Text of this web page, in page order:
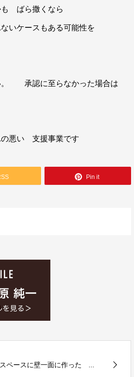
も ばら撒くなら
いケースもある可能性を
。 承認に至らなかった場合は
悪い 支援事業です
Pin it
ペースに壁一面に作った ...